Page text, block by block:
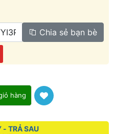
Chia sẻ bạn bè
hàng
- TRẢ SAU